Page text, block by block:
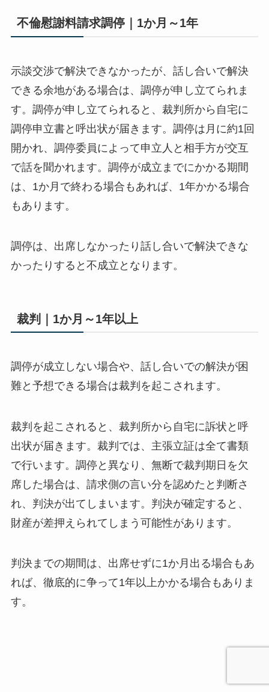
不倫慰謝料請求調停｜1か月～1年
示談交渉で解決できなかったが、話し合いで解決
できる余地がある場合は、調停が申し立てられま
す。調停が申し立てられると、裁判所から自宅に
調停申立書と呼出状が届きます。調停は月に約1回
開かれ、調停委員によって申立人と相手方が交互
で話を聞かれます。調停が成立までにかかる期間
は、1か月で終わる場合もあれば、1年かかる場合
もあります。
調停は、出席しなかったり話し合いで解決できな
かったりすると不成立となります。
裁判｜1か月～1年以上
調停が成立しない場合や、話し合いでの解決が困
難と予想できる場合は裁判を起こされます。
裁判を起こされると、裁判所から自宅に訴状と呼
出状が届きます。裁判では、主張立証は全て書類
で行います。調停と異なり、無断で裁判期日を欠
席した場合は、請求側の言い分を認めたと判断さ
れ、判決が出てしまいます。判決が確定すると、
財産が差押えられてしまう可能性があります。
判決までの期間は、出席せずに1か月出る場合もあ
れば、徹底的に争って1年以上かかる場合もありま
す。